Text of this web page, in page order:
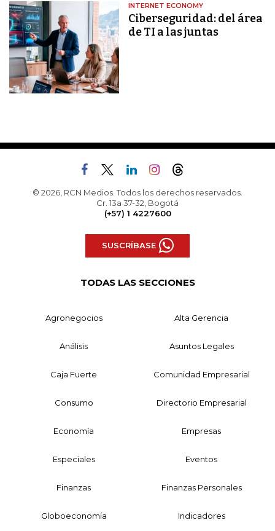
INTERNET ECONOMY
Ciberseguridad: del área
de TI a las juntas
© 2026, RCN Medios. Todos los derechos reservados.
Cr. 13a 37-32, Bogotá
(+57) 1 4227600
SUSCRÍBASE
TODAS LAS SECCIONES
Agronegocios Alta Gerencia
Análisis Asuntos Legales
Caja Fuerte Comunidad Empresarial
Consumo Directorio Empresarial
Economía Empresas
Especiales Eventos
Finanzas Finanzas Personales
Globoeconomía Indicadores